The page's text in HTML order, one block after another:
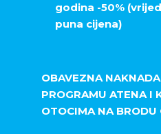
godina -50%
puna cijena)
OBAVEZNA
PROGRAMU ATENA I
OTOCIMA NA BRODU